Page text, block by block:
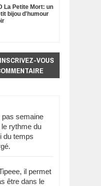
La Petite Mort: un
bijou d'humour
VOUS
pas semaine
rythme du
du temps
il permet
être dans le